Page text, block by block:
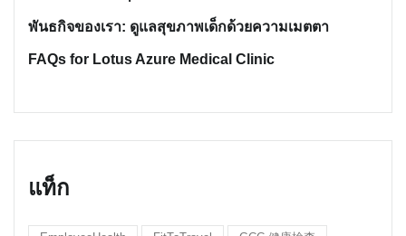
พันธกิจของเรา: ดูแลสุขภาพเด็กด้วยความเมตตา
FAQs for Lotus Azure Medical Clinic
แท็ก